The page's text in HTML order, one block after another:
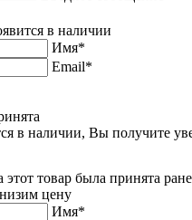
в наличии
Имя*
Email*
в наличии, Вы получите
этот товар была принята
цену
Имя*